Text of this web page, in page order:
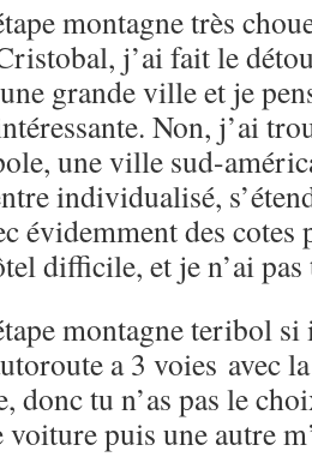
montagne très
j’ai fait le
grande ville et je
Non, j’ai
une ville sud-
individualisé,
évidemment des cotes
difficile, et je n’ai
montagne teribol
a 3 voies avec
donc tu n’as pas le
voiture puis une autre